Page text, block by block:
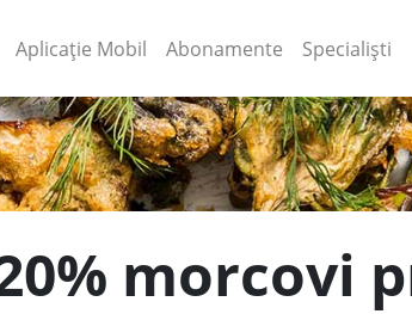
(current)
Aplicație Mobil (current)
Abonamente Specialiști
morcovi